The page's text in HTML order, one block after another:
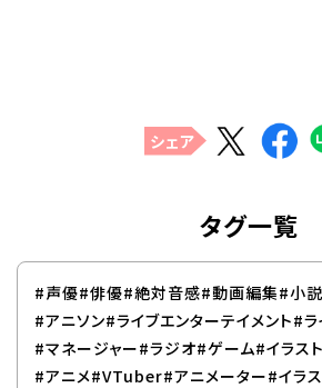
シェア
タグ一覧
#声優#俳優#絶対音感#動画編集#小説
#アニソン#ライブエンターテイメント#ラ
#マネージャー#ラジオ#ゲーム#イラス
#アニメ#VTuber#アニメーター#イラ